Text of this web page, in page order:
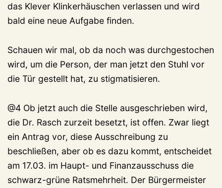
das Klever Klinkerhäuschen verlassen und wird
bald eine neue Aufgabe finden.
Schauen wir mal, ob da noch was durchgestochen
wird, um die Person, der man jetzt den Stuhl vor
die Tür gestellt hat, zu stigmatisieren.
@4 Ob jetzt auch die Stelle ausgeschrieben wird,
die Dr. Rasch zurzeit besetzt, ist offen. Zwar liegt
ein Antrag vor, diese Ausschreibung zu
beschließen, aber ob es dazu kommt, entscheidet
am 17.03. im Haupt- und Finanzausschuss die
schwarz-grüne Ratsmehrheit. Der Bürgermeister